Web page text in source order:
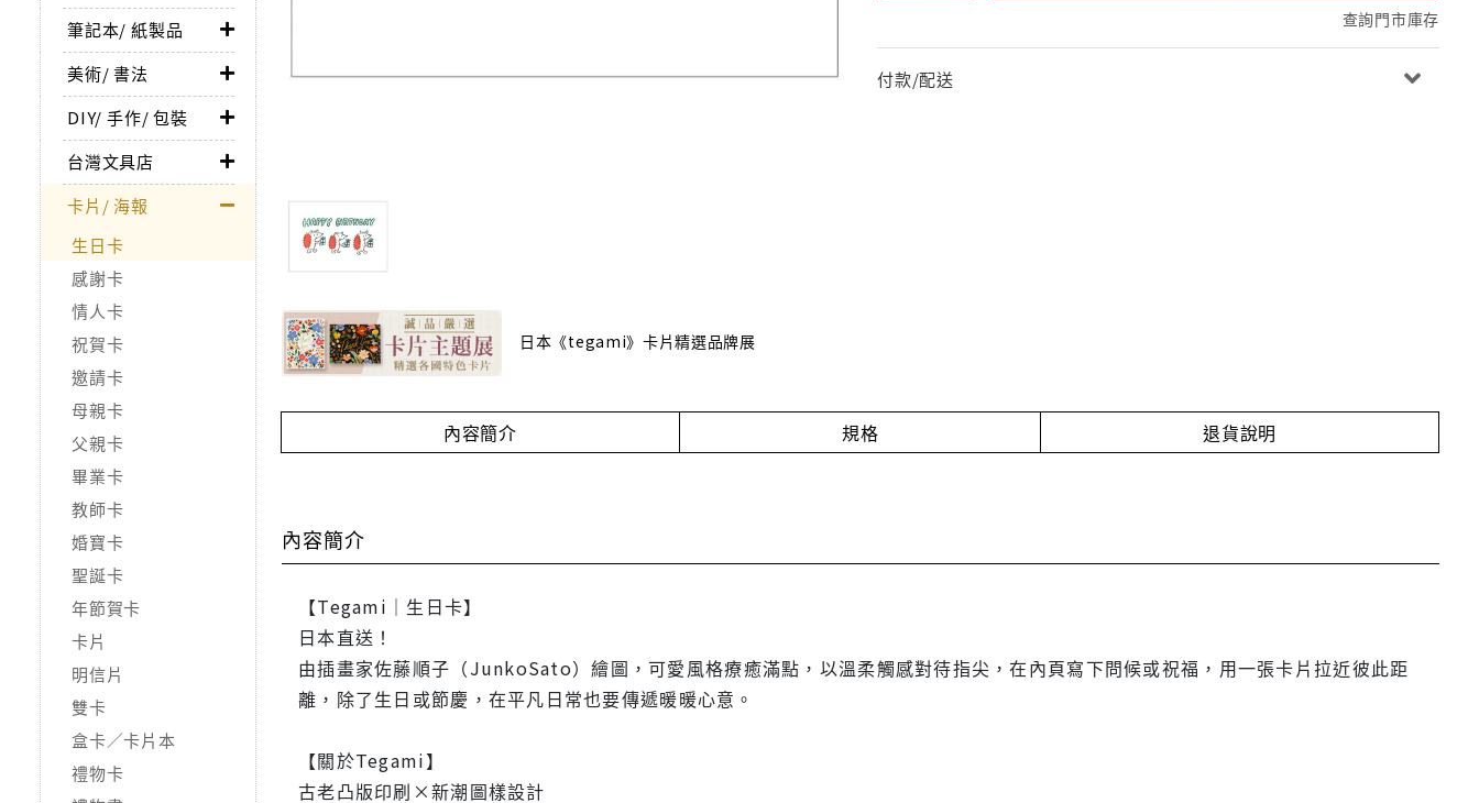
筆記本/ 紙製品
美術/ 書法
DIY/ 手作/ 包裝
台灣文具店
卡片/ 海報
生日卡
感謝卡
情人卡
祝賀卡
邀請卡
母親卡
父親卡
畢業卡
教師卡
婚寶卡
聖誕卡
年節賀卡
卡片
明信片
雙卡
盒卡／卡片本
禮物卡
日本《tegami》卡片精選品牌展
查詢門市庫存
付款/配送
內容簡介 規格 退貨說明
內容簡介
【Tegami｜生日卡】
日本直送！
由插畫家佐藤順子（JunkoSato）繪圖，可愛風格療癒滿點，以溫柔觸感對待指尖，在內頁寫下問候或祝福，用一張卡片拉近彼此距
離，除了生日或節慶，在平凡日常也要傳遞暖暖心意。
【關於Tegami】
古老凸版印刷×新潮圖樣設計